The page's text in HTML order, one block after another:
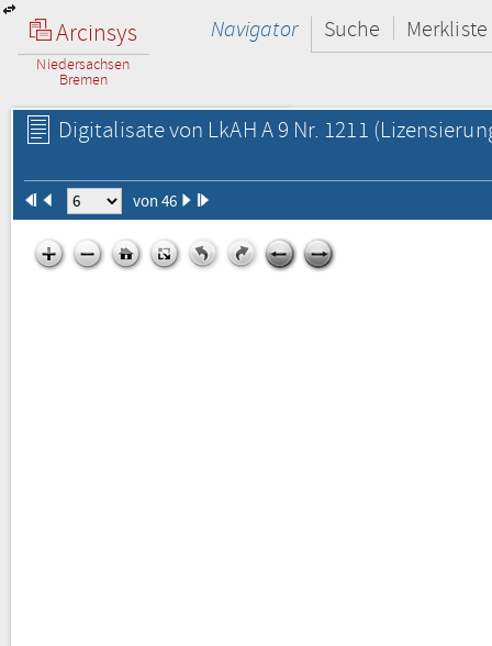
Arcinsys
Niedersachsen
Bremen
Navigator Suche Merkliste
Digitalisate von LkAH A 9 Nr. 1211
von 46